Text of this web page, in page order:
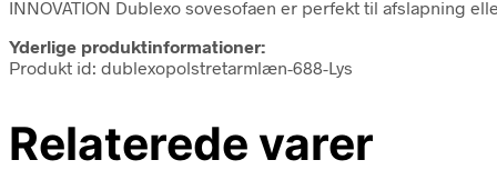
INNOVATION Dublexo sovesofaen er perfekt til afslapning
Yderlige produktinformationer:
Produkt id: dublexopolstretarmlæn-688-Lys
Relaterede varer